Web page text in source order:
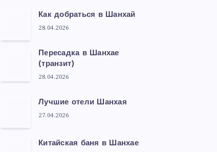
Как добраться в Шанхай
28.04.2026
Пересадка в Шанхае
(транзит)
28.04.2026
Лучшие отели Шанхая
27.04.2026
Китайская баня в Шанхае